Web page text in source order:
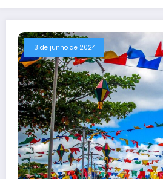
13 de junho de 2024